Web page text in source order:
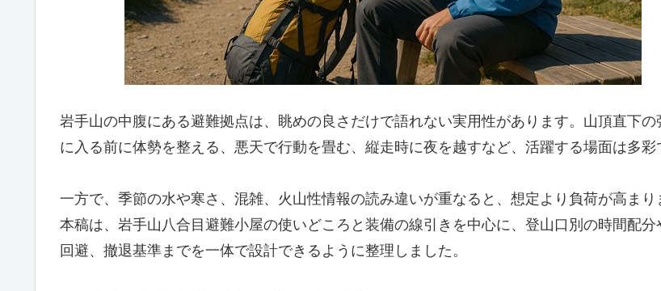
岩手山の中腹にある避難拠点は、眺めの良さだけで語れない実用性があります。山頂直下の
に入る前に体勢を整える、悪天で行動を畳む、縦走時に夜を越すなど、活躍する場面は多彩
一方で、季節の水や寒さ、混雑、火山性情報の読み違いが重なると、想定より負荷が高まり
本稿は、岩手山八合目避難小屋の使いどころと装備の線引きを中心に、登山口別の時間配分
回避、撤退基準までを一体で設計できるように整理しました。